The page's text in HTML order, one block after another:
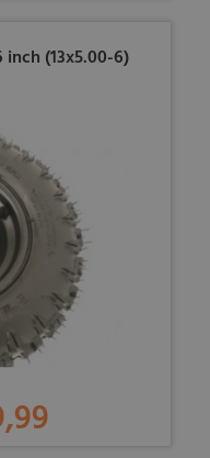
inch (13x5.00-6)